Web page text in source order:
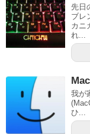
先日
ブレ
カニ
れ...
我が
ひ...